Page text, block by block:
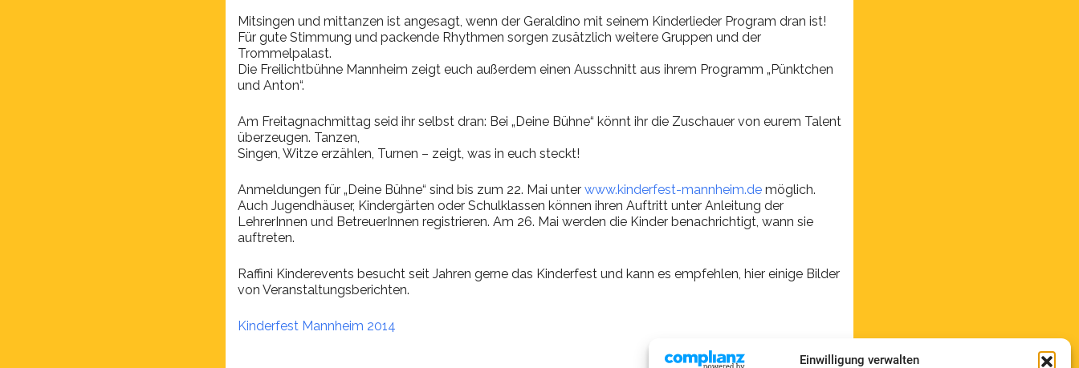
Einwilligung verwalten
Mitsingen und mittanzen ist angesagt, wenn der Geraldino mit seinem Kinderlieder Program dran ist!
Für gute Stimmung und packende Rhythmen sorgen zusätzlich weitere Gruppen und der
Trommelpalast.
Die Freilichtbühne Mannheim zeigt euch außerdem einen Ausschnitt aus ihrem Programm „Pünktchen
und Anton“.
Am Freitagnachmittag seid ihr selbst dran: Bei „Deine Bühne“ könnt ihr die Zuschauer von eurem Talent
überzeugen. Tanzen,
Singen, Witze erzählen, Turnen – zeigt, was in euch steckt!
Anmeldungen für „Deine Bühne“ sind bis zum 22. Mai unter www.kinderfest-mannheim.de möglich.
Auch Jugendhäuser, Kindergärten oder Schulklassen können ihren Auftritt unter Anleitung der
LehrerInnen und BetreuerInnen registrieren. Am 26. Mai werden die Kinder benachrichtigt, wann sie
auftreten.
Raffini Kinderevents besucht seit Jahren gerne das Kinderfest und kann es empfehlen, hier einige Bilder
von Veranstaltungsberichten.
Kinderfest Mannheim 2014